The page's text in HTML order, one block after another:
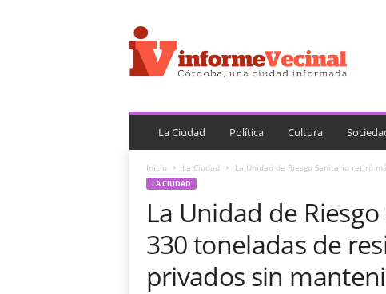
n
f
o
e
e
La Ciudad Política Cultura
Inicio La Ciudad La Unidad de Riesgo Sanitario retiró
LA CIUDAD
La Unidad de
330 toneladas de
privados sin